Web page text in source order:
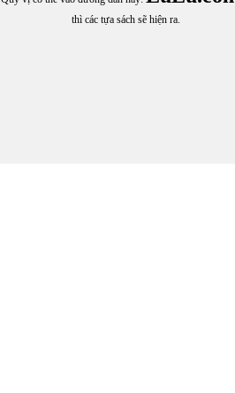
thì các tựa sách sẽ hiện ra.